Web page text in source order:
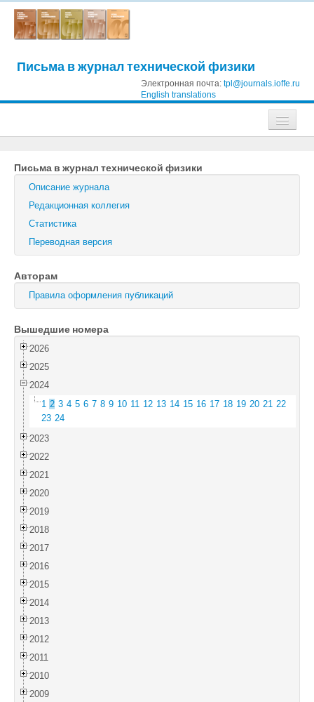
Письма в журнал технической физики
Электронная почта: tpl@journals.ioffe.ru
English translations
Журнал технической физики
Письма в Журнал технической физики
Физика твердого тела
Физика и техника полупроводников
Оптика и спектроскопия
Поиск
Войти
Письма в журнал технической физики
Описание журнала
Редакционная коллегия
Статистика
Переводная версия
Авторам
Правила оформления публикаций
Вышедшие номера
2026
2025
2024
1 2 3 4 5 6 7 8 9 10 11 12 13 14 15 16 17 18 19 20 21 22
23 24
2023
2022
2021
2020
2019
2018
2017
2016
2015
2014
2013
2012
2011
2010
2009